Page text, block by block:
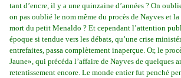
tant d’encre, il y a une quinzaine d’années ? On
on pas oublié le nom même du procès de Nayves et
mort du petit Menaldo ? Et cependant l’attention
époque si tendue vers les débats, qu’une crise
entrefaites, passa complètement inaperçue. Or, le
Jaune», qui précéda l’affaire de Nayves de quelques
retentissement encore. Le monde entier fut penché